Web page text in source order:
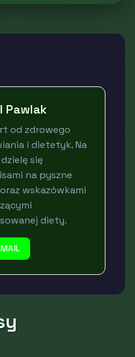
Pawlak
od zdrowego
i dietetyk. Na
się
na pyszne
wskazówkami
diety.